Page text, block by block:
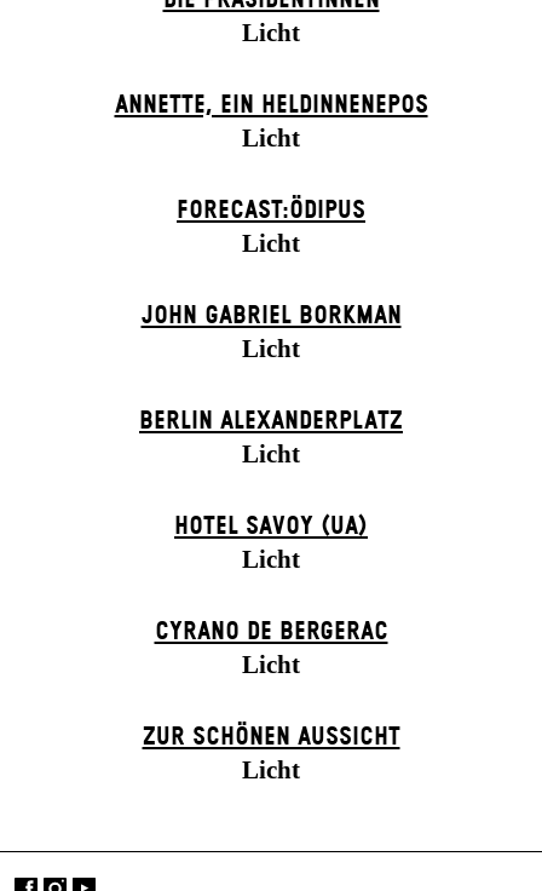
Licht
ANNETTE, EIN HELDINNENEPOS
Licht
FORECAST:ÖDIPUS
Licht
JOHN GABRIEL BORKMAN
Licht
BERLIN ALEXANDER­PLATZ
Licht
HOTEL SAVOY (UA)
Licht
CYRANO DE BERGERAC
Licht
ZUR SCHÖNEN AUSSICHT
Licht